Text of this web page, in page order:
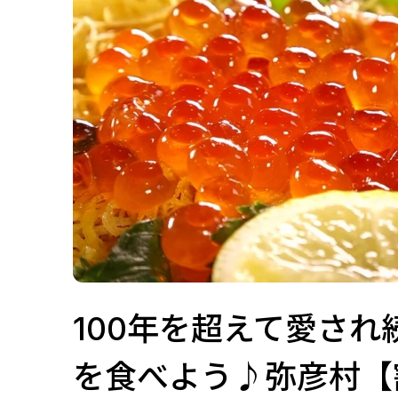
100年を超えて愛され
を食べよう♪弥彦村